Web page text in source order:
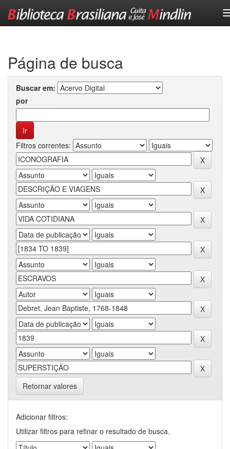
Página de busca
Buscar em:
por
Filtros correntes:
Retornar valores
Adicionar filtros:
Utilizar filtros para refinar o resultado de busca.